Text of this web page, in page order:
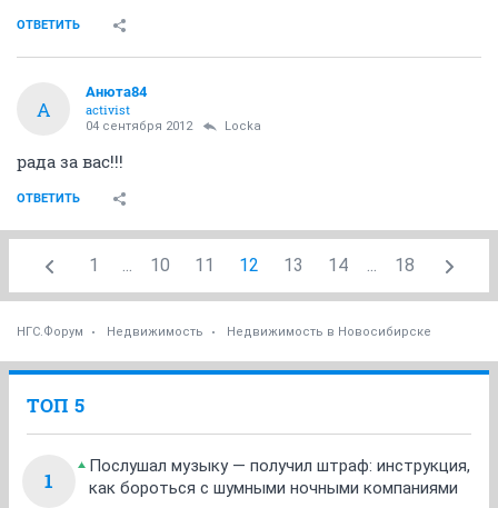
ОТВЕТИТЬ
А
Анюта84
activist
04 сентября 2012 Locka
рада за вас!!!
ОТВЕТИТЬ
1 ... 10 11 12 13 14 ... 18
НГС.Форум Недвижимость Недвижимость в Новосибирске
ТОП 5
1
Послушал музыку — получил штраф: инструкция,
как бороться с шумными ночными компаниями